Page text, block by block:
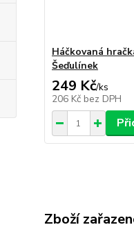
Háčkovaná
Šeďulínek
249 Kč/ks
206 Kč bez DPH
Zboží